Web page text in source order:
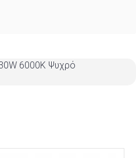
6000K Ψυχρό